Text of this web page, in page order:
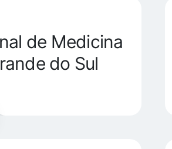
de Medicina
do Sul